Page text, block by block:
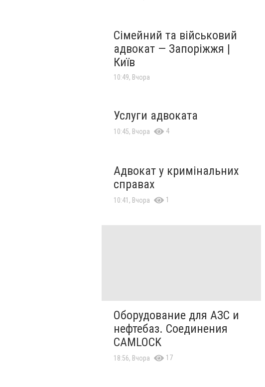
Сімейний та військовий
адвокат — Запоріжжя |
Київ
10:49, Вчора
Услуги адвоката
10:45, Вчора 4
Адвокат у кримінальних
справах
10:41, Вчора 1
Оборудование для АЗС и
нефтебаз. Соединения
CAMLOCK
18:56, Вчора 17